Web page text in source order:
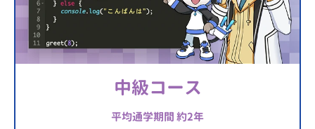
中級コース
平均通学期間 約2年